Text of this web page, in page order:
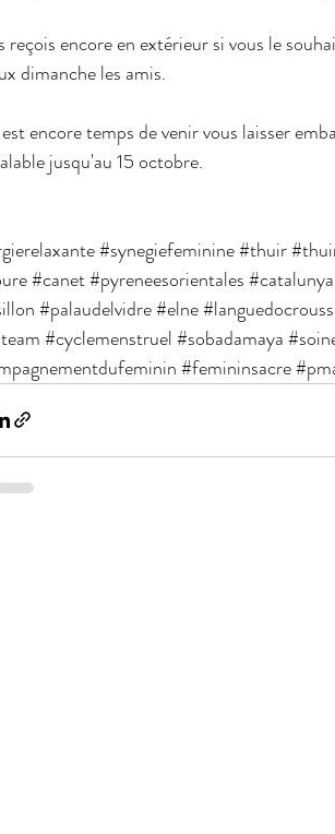
reçois encore en extérieur si vous le
dimanche les amis.
encore temps de venir vous laisser
jusqu'au 15 octobre.
#synegiefeminine#thuir
#canet#pyreneesorientales#catalunya
#palaudelvidre#elne
#cyclemenstruel#sobadamaya
#femininsacre